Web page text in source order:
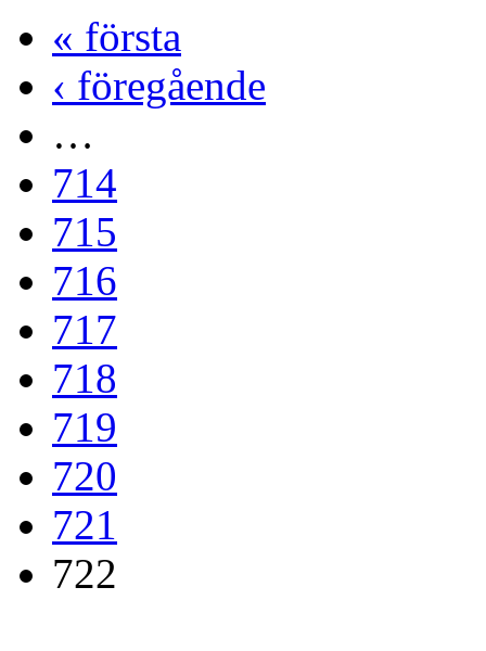
« första
‹ föregående
…
714
715
716
717
718
719
720
721
722